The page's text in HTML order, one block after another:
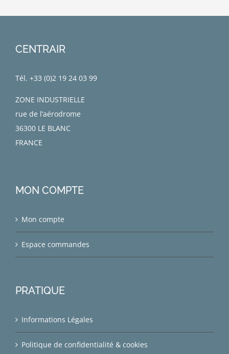
CENTRAIR
Tél. +33 (0)2 19 24 03 99
ZONE INDUSTRIELLE
rue de l’aérodrome
36300 LE BLANC
FRANCE
MON COMPTE
Mon compte
Espace commandes
PRATIQUE
Informations Légales
Politique de confidentialité & cookies